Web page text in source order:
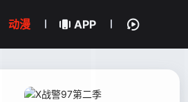
动漫 APP